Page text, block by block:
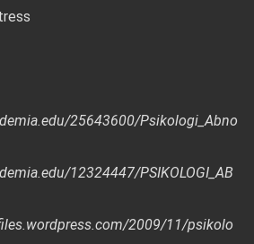
25643600/Psikologi_Abno
12324447/PSIKOLOGI_AB
2009/11/psikolo